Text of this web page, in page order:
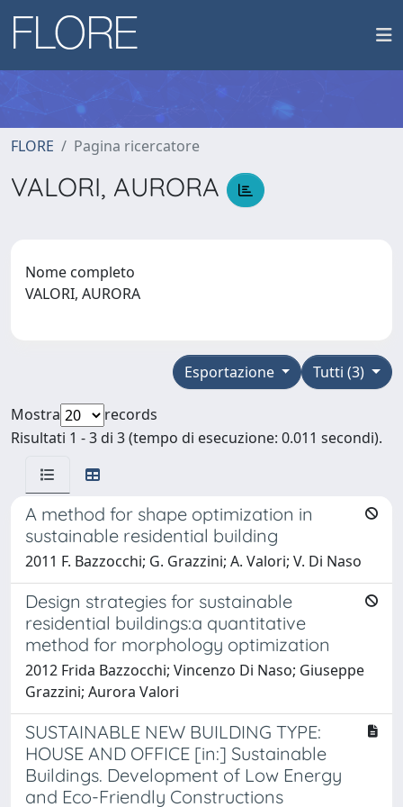
FLORE Pagina ricercatore
VALORI, AURORA
Nome completo
VALORI, AURORA
Tutti (3)
Esportazione
Mostra
records
Risultati 1 - 3 di 3 (tempo di esecuzione: 0.011 secondi).
A method for shape optimization in
sustainable residential building
2011 F. Bazzocchi; G. Grazzini; A. Valori; V. Di Naso
Design strategies for sustainable
residential buildings:a quantitative
method for morphology optimization
2012 Frida Bazzocchi; Vincenzo Di Naso; Giuseppe
Grazzini; Aurora Valori
SUSTAINABLE NEW BUILDING TYPE:
HOUSE AND OFFICE [in:] Sustainable
Buildings. Development of Low Energy
and Eco-Friendly Constructions